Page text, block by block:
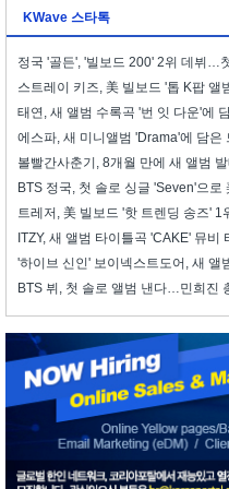
KWave 스타톡
정국 '골든', '빌보드 200' 2위 데뷔…
스트레이 키즈, 美 빌보드 '톱 K팝 앨
태연, 새 앨범 수록곡 '번 잇 다운'에
에스파, 새 미니앨범 'Drama'에 담은
볼빨간사춘기, 8개월 만에 새 앨범 발
BTS 정국, 첫 솔로 싱글 'Seven'으로
트레저, 美 빌보드 '핫 트렌딩 송즈' 1
ITZY, 새 앨범 타이틀곡 'CAKE' 뮤비
'하이브 신인' 보이넥스트도어, 새 앨
BTS 뷔, 첫 솔로 앨범 낸다…민희진